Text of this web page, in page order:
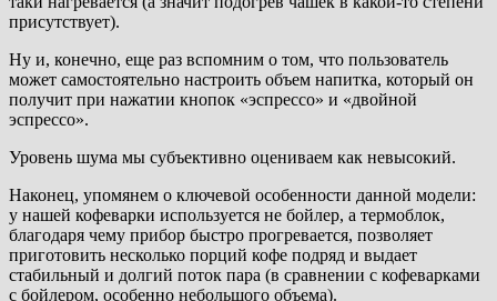
присутствует).
Ну и, конечно, еще раз вспомним о том, что пользователь
может самостоятельно настроить объем напитка, который он
получит при нажатии кнопок «эспрессо» и «двойной
эспрессо».
Уровень шума мы субъективно оцениваем как невысокий.
Наконец, упомянем о ключевой особенности данной модели:
у нашей кофеварки используется не бойлер, а термоблок,
благодаря чему прибор быстро прогревается, позволяет
приготовить несколько порций кофе подряд и выдает
стабильный и долгий поток пара (в сравнении с кофеварками
с бойлером, особенно небольшого объема).